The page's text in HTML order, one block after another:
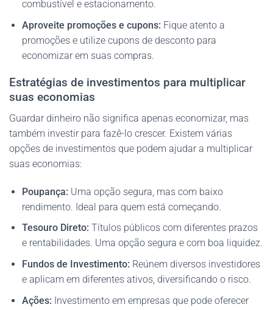
combustível e estacionamento.
Aproveite promoções e cupons: Fique atento a
promoções e utilize cupons de desconto para
economizar em suas compras.
Estratégias de investimentos para multiplicar
suas economias
Guardar dinheiro não significa apenas economizar, mas
também investir para fazê-lo crescer. Existem várias
opções de investimentos que podem ajudar a multiplicar
suas economias:
Poupança: Uma opção segura, mas com baixo
rendimento. Ideal para quem está começando.
Tesouro Direto: Títulos públicos com diferentes prazos
e rentabilidades. Uma opção segura e com boa liquidez.
Fundos de Investimento: Reúnem diversos investidores
e aplicam em diferentes ativos, diversificando o risco.
Ações: Investimento em empresas que pode oferecer